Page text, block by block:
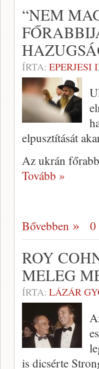
“NEM
ÍRTA: EPERJESI
elpusztítását
Az ukrán
Tovább »
Bővebben 0
ROY
MELEG
ÍRTA: LÁZÁR
is dicsérte